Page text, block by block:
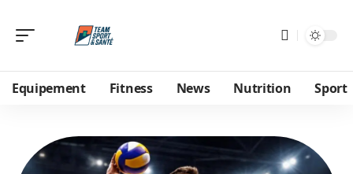
Equipement Fitness News Nutrition Sport